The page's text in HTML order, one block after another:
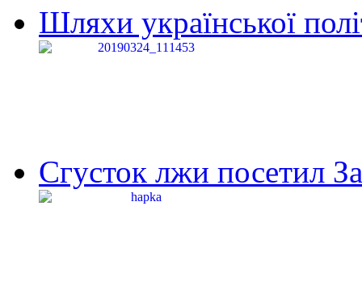
Шляхи української
Сгусток лжи посетил